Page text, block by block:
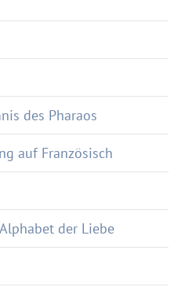
des Pharaos
auf Französisch
der Liebe